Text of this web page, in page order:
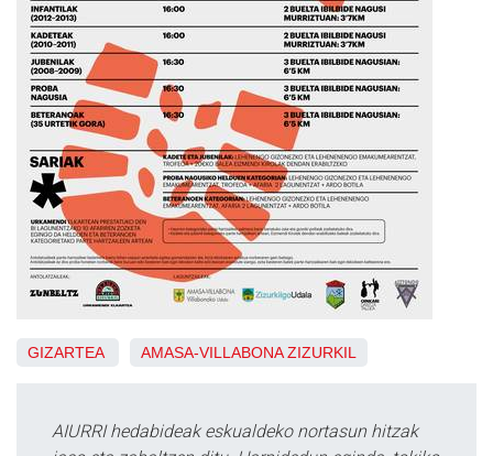
GIZARTEA AMASA-VILLABONA ZIZURKIL
AIURRI hedabideak eskualdeko nortasun hitzak